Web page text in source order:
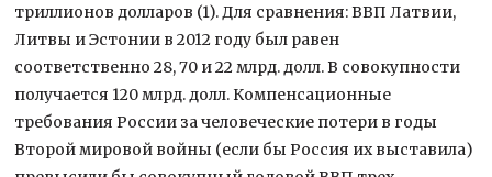
триллионов долларов (1). Для сравнения: ВВП Латвии,
Литвы и Эстонии в 2012 году был равен
соответственно 28, 70 и 22 млрд. долл. В совокупности
получается 120 млрд. долл. Компенсационные
требования России за человеческие потери в годы
Второй мировой войны (если бы Россия их выставила)